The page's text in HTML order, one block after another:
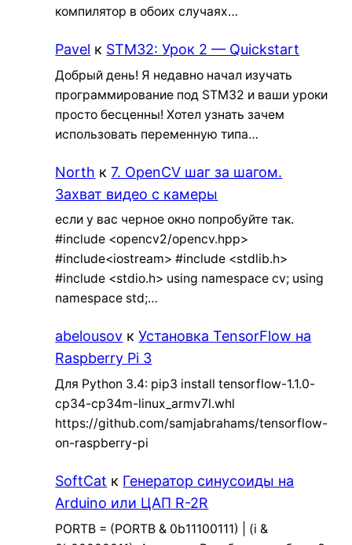
компилятор в обоих случаях…
Pavel к STM32: Урок 2 — Quickstart
Добрый день! Я недавно начал изучать
программирование под STM32 и ваши уроки
просто бесценны! Хотел узнать зачем
использовать переменную типа…
North к7. OpenCV шаг за шагом.
Захват видео с камеры
если у вас черное окно попробуйте так.
#include <opencv2/opencv.hpp>
#include<iostream> #include <stdlib.h>
#include <stdio.h> using namespace cv; using
namespace std;…
abelousov кУстановка TensorFlow на
Raspberry Pi 3
Для Python 3.4: pip3 install tensorflow-1.1.0-
cp34-cp34m-linux_armv7l.whl
https://github.com/samjabrahams/tensorflow-
on-raspberry-pi
SoftCat к Генератор синусоиды на
Arduino или ЦАП R-2R
PORTB = (PORTB & 0b11100111) | (i &